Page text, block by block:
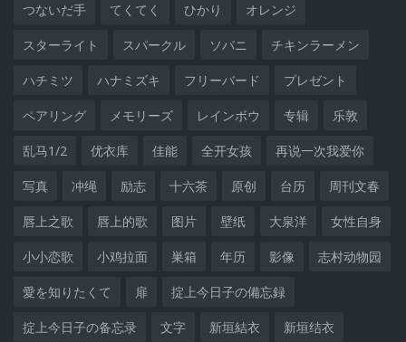
つないだ手 てくてく ひかり オレンジ
スターライト スパークル ソバニ チキンラーメン
ハチミツ ハナミズキ フリーバード プレゼント
ペアリング メモリーズ レインボウ 专辑 乐敦
乱马1/2 优衣库 佳能 全开女孩 再说一次我爱你
写真 冲绳 励志 十六茶 原创 台历 周刊文春
唇上之歌 唇上的歌 图片 壁纸 大泉洋 女性自身
小小恋歌 小鸡拉面 巣箱 年历 影像 志村动物园
愛を知りたくて 扉 掟上今日子の備忘録
掟上今日子の备忘录 文字 新垣結衣 新垣结衣